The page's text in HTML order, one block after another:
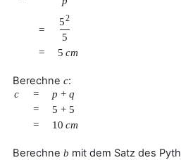
=
52
5
=
5 cm
Berechne c:
c = p + q
=
5 + 5
=
10 cm
Berechne b mit dem Satz des